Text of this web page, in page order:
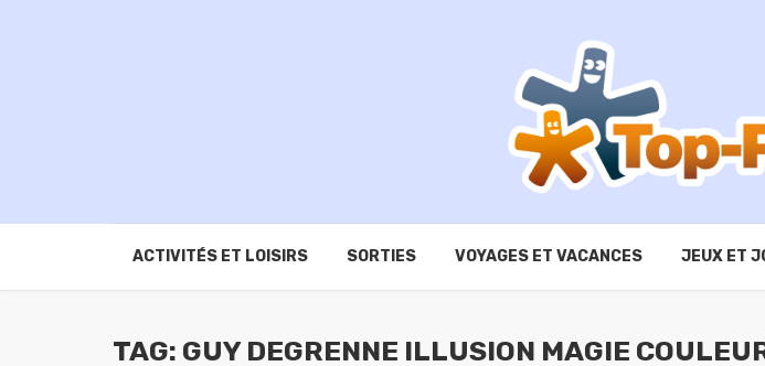
ACTIVITÉS ET LOISIRS SORTIES VOYAGES ET VACANCES JEUX ET
TAG: GUY DEGRENNE ILLUSION MAGIE